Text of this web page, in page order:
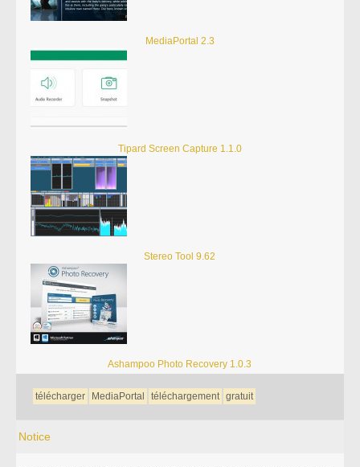
MediaPortal 2.3
Tipard Screen Capture 1.1.0
Stereo Tool 9.62
Ashampoo Photo Recovery 1.0.3
télécharger MediaPortal téléchargement gratuit
Notice